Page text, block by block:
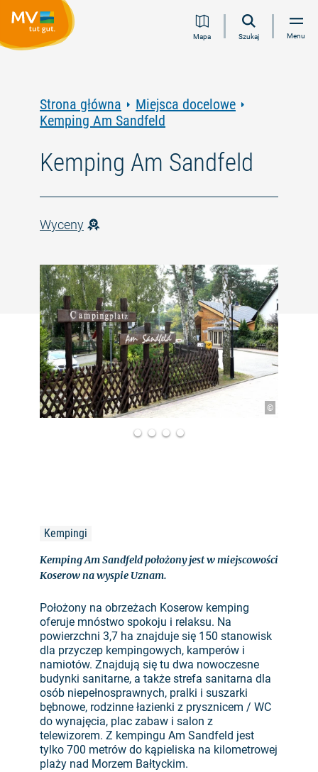
Przejdź
Przejdź
Przejdź
Przejdź
Mapa Szukaj Menu
Strona główna
Miejsca docelowe
Kemping Am Sandfeld
Kemping Am Sandfeld
Wyceny
©
Kempingi
Kemping Am Sandfeld położony jest w miejscowości
Koserow na wyspie Uznam.
Położony na obrzeżach Koserow kemping
oferuje mnóstwo spokoju i relaksu. Na
powierzchni 3,7 ha znajduje się 150 stanowisk
dla przyczep kempingowych, kamperów i
namiotów. Znajdują się tu dwa nowoczesne
budynki sanitarne, a także strefa sanitarna dla
osób niepełnosprawnych, pralki i suszarki
bębnowe, rodzinne łazienki z prysznicem / WC
do wynajęcia, plac zabaw i salon z
telewizorem. Z kempingu Am Sandfeld jest
tylko 700 metrów do kąpieliska na kilometrowej
plaży nad Morzem Bałtyckim.